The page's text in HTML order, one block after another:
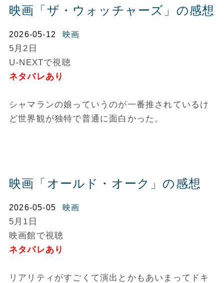
映画「ザ・ウォッチャーズ」の感想
2026-05-12 映画
5月2日
U-NEXTで視聴
ネタバレあり
シャマランの娘っていうのが一番推されているけ
ど世界観が独特で普通に面白かった。
映画「オールド・オーク」の感想
2026-05-05 映画
5月1日
映画館で視聴
ネタバレあり
リアリティがすごくて演出とかもあいまってドキ